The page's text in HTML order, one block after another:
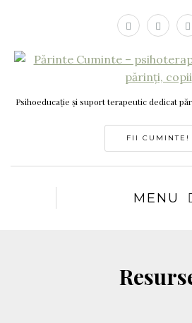
Psihoeducație și suport terapeutic dedicat
FII CUMINTE!
MENU